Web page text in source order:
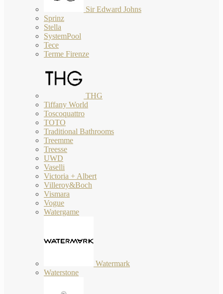
Sir Edward Johns
Sprinz
Stella
SystemPool
Tece
Terme Firenze
THG
Tiffany World
Toscoquattro
TOTO
Traditional Bathrooms
Treemme
Treesse
UWD
Vaselli
Victoria + Albert
Villeroy&Boch
Vismara
Vogue
Watergame
Watermark
Waterstone